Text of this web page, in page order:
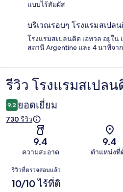
แบบไร้สัมผัส
บริเวณรอบๆ โรงแรมสเปลน
โรงแรมสเปลนดิด เอทวล อยู่ใน
สถานี Argentine และ 4 นาทีจา
รีวิว
รีวิว โรงแรมสเปลน
9.2 ยอดเยี่ยม
730 รีวิว
9.4
ความสะอาด
9.4
ตำแหน่งที่
รีวิว
รีวิวที่ตรวจสอบแล้ว
10/10 ไร้ที่ติ